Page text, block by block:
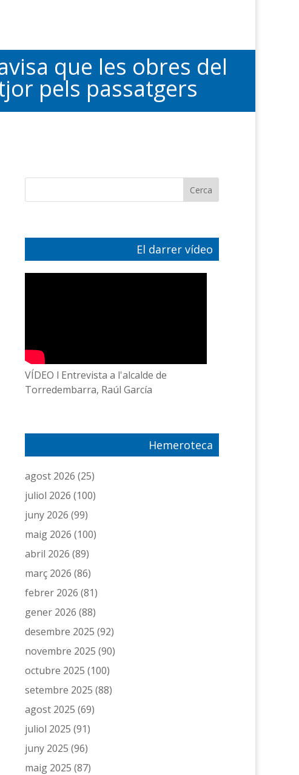
que les obres del
pels passatgers
El darrer vídeo
VÍDEO l Entrevista a l'alcalde de
Torredembarra, Raúl García
Hemeroteca
agost 2026 (25)
juliol 2026 (100)
juny 2026 (99)
maig 2026 (100)
abril 2026 (89)
març 2026 (86)
febrer 2026 (81)
gener 2026 (88)
desembre 2025 (92)
novembre 2025 (90)
octubre 2025 (100)
setembre 2025 (88)
agost 2025 (69)
juliol 2025 (91)
juny 2025 (96)
maig 2025 (87)